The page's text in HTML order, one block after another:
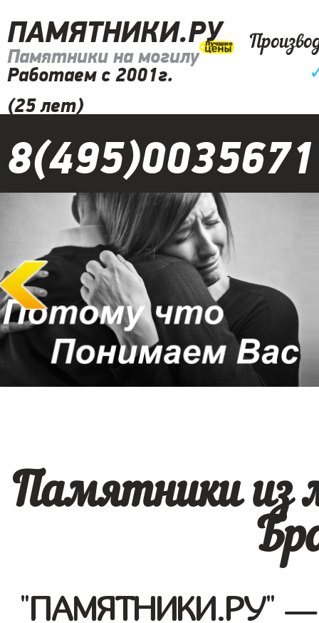
ПАМЯТНИКИ.РУ
Памятники на могилу
Работаем с 2001г.
(25 лет)
8(495)0035671
Памятники из
"ПАМЯТНИКИ.РУ" —